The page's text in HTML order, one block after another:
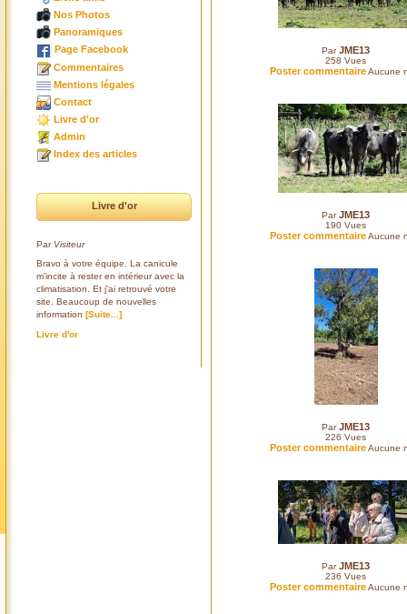
Nos Photos
Panoramiques
Page Facebook
Commentaires
Mentions légales
Contact
Livre d'or
Admin
Index des articles
Livre d'or
Par Visiteur
Bravo à votre équipe. La canicule
m'incite à rester en intérieur avec la
climatisation. Et j'ai retrouvé votre
site. Beaucoup de nouvelles
information [Suite...]
Livre d'or
ParJME13
258 Vues
Poster commentaireAucune
ParJME13
190 Vues
Poster commentaireAucune
ParJME13
226 Vues
Poster commentaireAucune
ParJME13
236 Vues
Poster commentaireAucune